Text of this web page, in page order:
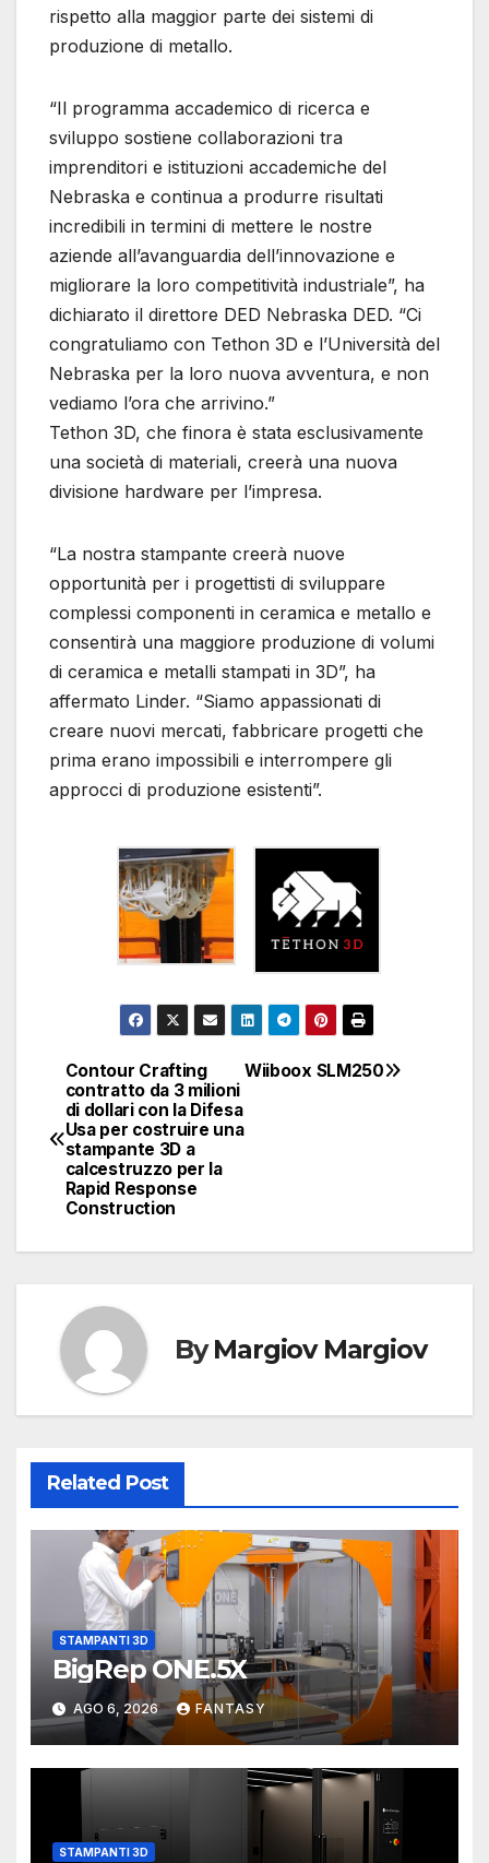
rispetto alla maggior parte dei sistemi di
produzione di metallo.
“Il programma accademico di ricerca e
sviluppo sostiene collaborazioni tra
imprenditori e istituzioni accademiche del
Nebraska e continua a produrre risultati
incredibili in termini di mettere le nostre
aziende all’avanguardia dell’innovazione e
migliorare la loro competitività industriale”, ha
dichiarato il direttore DED Nebraska DED. “Ci
congratuliamo con Tethon 3D e l’Università del
Nebraska per la loro nuova avventura, e non
vediamo l’ora che arrivino.”
Tethon 3D, che finora è stata esclusivamente
una società di materiali, creerà una nuova
divisione hardware per l’impresa.
“La nostra stampante creerà nuove
opportunità per i progettisti di sviluppare
complessi componenti in ceramica e metallo e
consentirà una maggiore produzione di volumi
di ceramica e metalli stampati in 3D”, ha
affermato Linder. “Siamo appassionati di
creare nuovi mercati, fabbricare progetti che
prima erano impossibili e interrompere gli
approcci di produzione esistenti”.
Navigazione
articoli
Wiiboox SLM250
Contour Crafting
contratto da 3 milioni
di dollari con la Difesa
Usa per costruire una
stampante 3D a
calcestruzzo per la
Rapid Response
Construction
ByMargiov Margiov
Related Post
STAMPANTI 3D
BigRep ONE.5X
AGO 6, 2026 FANTASY
STAMPANTI 3D